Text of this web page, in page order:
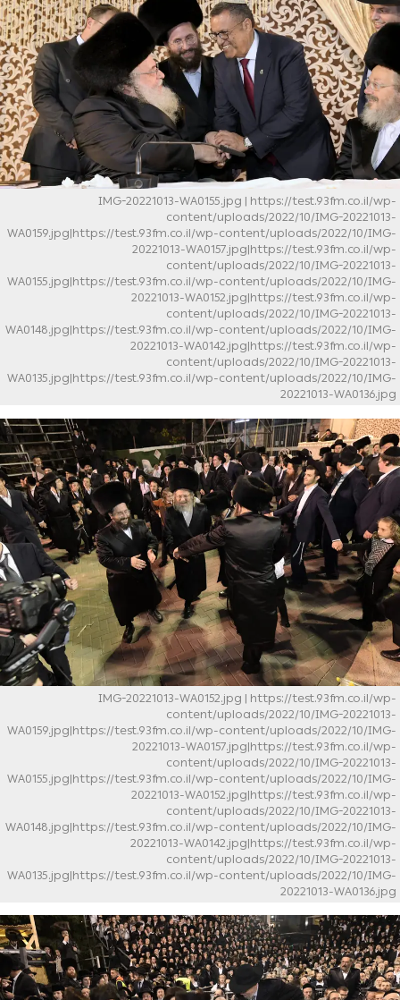
IMG-20221013-WA0155.jpg | https://test.93fm.co.il/wp-
content/uploads/2022/10/IMG-20221013-
WA0159.jpg|https://test.93fm.co.il/wp-content/uploads/2022/10/IMG-
20221013-WA0157.jpg|https://test.93fm.co.il/wp-
content/uploads/2022/10/IMG-20221013-
WA0155.jpg|https://test.93fm.co.il/wp-content/uploads/2022/10/IMG-
20221013-WA0152.jpg|https://test.93fm.co.il/wp-
content/uploads/2022/10/IMG-20221013-
WA0148.jpg|https://test.93fm.co.il/wp-content/uploads/2022/10/IMG-
20221013-WA0142.jpg|https://test.93fm.co.il/wp-
content/uploads/2022/10/IMG-20221013-
WA0135.jpg|https://test.93fm.co.il/wp-content/uploads/2022/10/IMG-
20221013-WA0136.jpg
IMG-20221013-WA0152.jpg | https://test.93fm.co.il/wp-
content/uploads/2022/10/IMG-20221013-
WA0159.jpg|https://test.93fm.co.il/wp-content/uploads/2022/10/IMG-
20221013-WA0157.jpg|https://test.93fm.co.il/wp-
content/uploads/2022/10/IMG-20221013-
WA0155.jpg|https://test.93fm.co.il/wp-content/uploads/2022/10/IMG-
20221013-WA0152.jpg|https://test.93fm.co.il/wp-
content/uploads/2022/10/IMG-20221013-
WA0148.jpg|https://test.93fm.co.il/wp-content/uploads/2022/10/IMG-
20221013-WA0142.jpg|https://test.93fm.co.il/wp-
content/uploads/2022/10/IMG-20221013-
WA0135.jpg|https://test.93fm.co.il/wp-content/uploads/2022/10/IMG-
20221013-WA0136.jpg